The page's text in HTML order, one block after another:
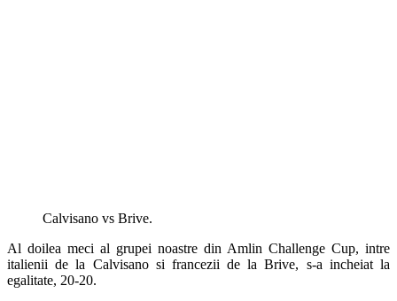
Calvisano vs Brive.
Al doilea meci al grupei noastre din Amlin Challenge Cup, intre
italienii de la Calvisano si francezii de la Brive, s-a incheiat la
egalitate, 20-20.